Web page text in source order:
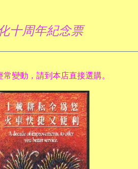
十周年紀念票
變動，請到本店直接選購。